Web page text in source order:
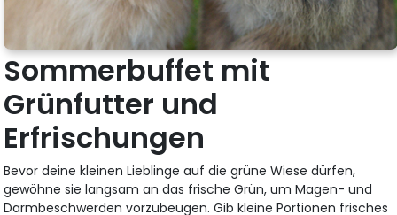
Sommerbuffet mit
Grünfutter und
Erfrischungen
Bevor deine kleinen Lieblinge auf die grüne Wiese dürfen,
gewöhne sie langsam an das frische Grün, um Magen- und
Darmbeschwerden vorzubeugen. Gib kleine Portionen frisches